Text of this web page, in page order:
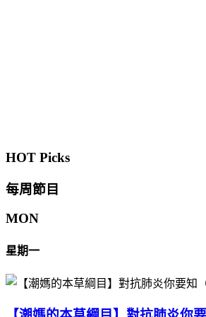
HOT Picks
每周節目
MON
星期一